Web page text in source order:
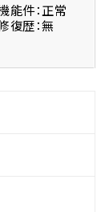
能件：正常
復歴：無